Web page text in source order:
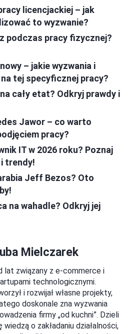
licencjackiej – jak
to wyzwanie?
podczas pracy fizycznej?
– jakie wyzwania i
tej specyficznej pracy?
cały etat? Odkryj prawdy i
Jawor – co warto
pracy?
IT w 2026 roku? Poznaj
trendy!
Jeff Bezos? Oto
na wahadle? Odkryj jej
Mielczarek
lat związany z e-commerce i
technologicznymi.
i rozwijał własne projekty,
doskonale zna wyzwania
firmy „od kuchni”. Dzieli
wiedzą o zakładaniu działalności,